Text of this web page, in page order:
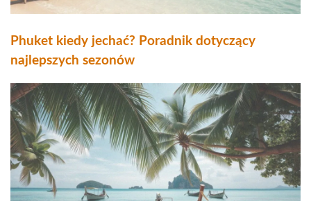
Phuket kiedy jechać? Poradnik dotyczący
najlepszych sezonów